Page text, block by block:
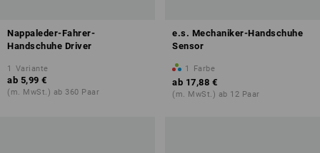
Nappaleder-Fahrer-
Handschuhe Driver
1 Variante
ab 5,99 €
(m. MwSt.) ab 360 Paar
e.s. Mechaniker-Handschuhe
Sensor
1 Farbe
ab 17,88 €
(m. MwSt.) ab 12 Paar